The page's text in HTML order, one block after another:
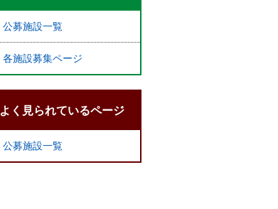
公募施設一覧
各施設募集ページ
よく見られているページ
公募施設一覧